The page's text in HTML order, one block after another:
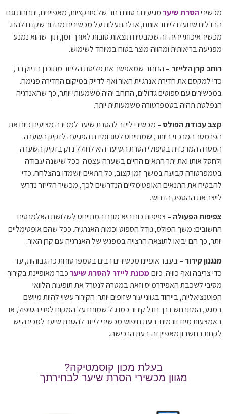
מכשיריהסרת שיער מגיעים בטווח רחב של פונקציות, מאפיינים, יתרונות וגם
הבדלים שנועדו לייחד אותם, או להתעלות על מכשירים מהדור שקדם להם.
מכשיר איכותי יהיה זה שמבטיח תוצאות טובות לאורך זמן, תוך שהוא נמנע
מפגיעה בריאותית ומהווה מוצר בטוח במיוחד לשימוש.
רוחב קרן הלייזר – הרוחב שמאפשר את פליטת הלייזר מתוכנן בדיוק רב,
כדי למקסם את חדירת אנרגיית האור ואף לדייק במיקום החדירה פנימה.
במכשירים עם ספוטים גדולים, הרוחב יהיה משמעותי יותר, כך שהאנרגיה
הנפלטת תהיה בטמפרטורה משמעותית יותר.
קצב עבודת הפולס – מכשירי לייזר להסרת שיער למכירהמציעים כיום את
הפרמטר המרכזי ביותר, שמתייחס לסוג ומידת הפגיעה לזקיק השערה.
המטרה המרכזית בטיפולי הסרת השיער היא לחולל נזק בזקיק השערה
ולחסל אותו ואת יתר התאים החיים בשערה עצמה. ככל שישנה עבודה
בטמפרטורה קבועה במשך זמן קצוב, כל התאים יושמדו בהצלחה. כדי
להבטיח את התנאים האופטימליים הנדרשים לכך, מכשיר הלייזר נדרש
לייצר את ההספק הדרוש.
צפיפות הפעולה –צפיפות כוח היא מונח המתייחס לשלושת האלמנטים
החשובים: משך הפולס, גודל הספוט וכמות האנרגיה. ככל שהם אופטימליים
יותר, כך הם יביאו לתוצאה הרצויה במפגש של האנרגיה עם קרן האור.
מנגנון קירור –בעבר אופיינו מכשירים רבים בטמפרטורות כה גבוהות, עד
כדי צריבה ואף כוויה. כיוםמכונת לייזר להסרת שיער כבר מאופיינת בקירור
מסיבי לשכבת האפידרמיס וזאת במטרה לנטרל את תופעות הלוואי
הפוטנציאליות, בייחוד בגווני עור שזופים יותר. הקירור עשוי להיות מיושם
במגע, המתרחש דרך נוזל קירור כמו ג'ל שמונח על המקום לפני הטיפול, או
באמצעות מים זורמים. בעת חיפוש מכשירי לייזר להסרת שיער למכירה יש
לקחת בחשבון מאפיין זה בעת הרכישה.
בעלת מכון קוסמטיקה?
מגוון מכשירי הסרת שיער לבחירתך